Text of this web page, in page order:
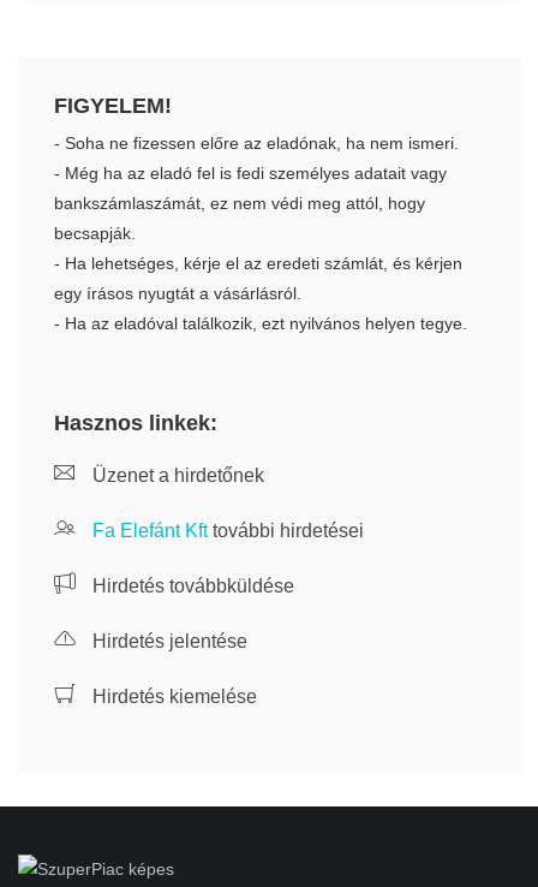
FIGYELEM!
- Soha ne fizessen előre az eladónak, ha nem ismeri.
- Még ha az eladó fel is fedi személyes adatait vagy
bankszámlaszámát, ez nem védi meg attól, hogy
becsapják.
- Ha lehetséges, kérje el az eredeti számlát, és kérjen
egy írásos nyugtát a vásárlásról.
- Ha az eladóval találkozik, ezt nyilvános helyen tegye.
Hasznos linkek:
Üzenet a hirdetőnek
Fa Elefánt Kfttovábbi hirdetései
Hirdetés továbbküldése
Hirdetés jelentése
Hirdetés kiemelése